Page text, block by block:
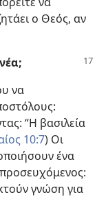
ο Θεός, αν
να
“Η βασιλεία
10:7) Οι
ένα
γνώση για